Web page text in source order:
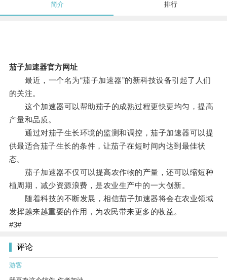
简介 排行
茄子加速器官方网址
最近，一个名为“茄子加速器”的新科技设备引起了人们
的关注。
这个加速器可以帮助茄子的成熟过程更快更均匀，提高
产量和品质。
通过对茄子生长环境的监测和调控，茄子加速器可以提
供最适合茄子生长的条件，让茄子在短时间内达到最佳状
态。
茄子加速器不仅可以提高农作物的产量，还可以缩短种
植周期，减少资源浪费，是农业生产中的一大创新。
随着科技的不断发展，相信茄子加速器将会在农业领域
发挥越来越重要的作用，为农民带来更多的收益。
#3#
评论
游客